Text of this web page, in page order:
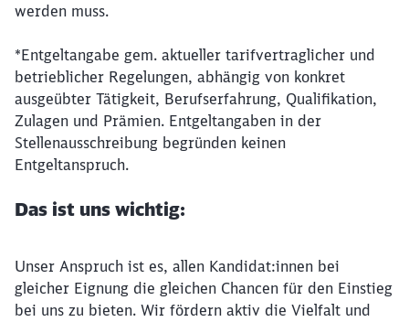
werden muss.
*Entgeltangabe gem. aktueller tarifvertraglicher und
betrieblicher Regelungen, abhängig von konkret
ausgeübter Tätigkeit, Berufserfahrung, Qualifikation,
Zulagen und Prämien. Entgeltangaben in der
Stellenausschreibung begründen keinen
Entgeltanspruch.
Das ist uns wichtig:
Unser Anspruch ist es, allen Kandidat:innen bei
gleicher Eignung die gleichen Chancen für den Einstieg
bei uns zu bieten. Wir fördern aktiv die Vielfalt und